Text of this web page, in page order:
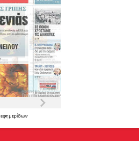
εφημερίδων